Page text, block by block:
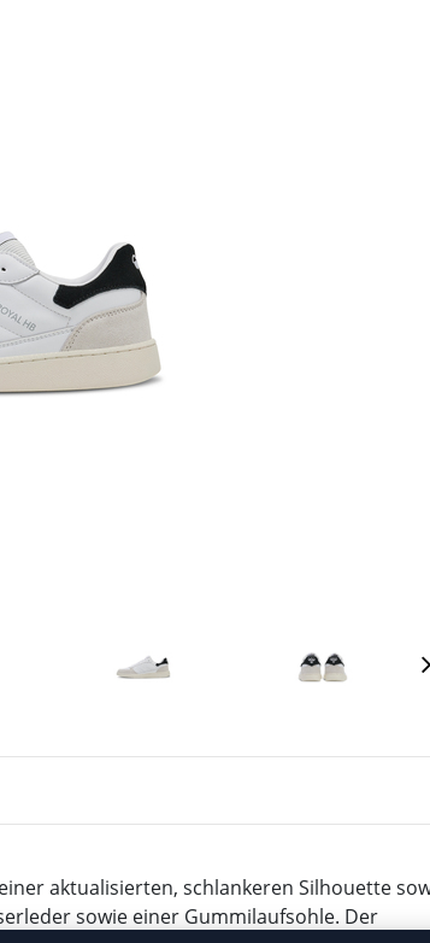
aktualisierten, schlankeren Silhouette
sowie einer Gummilaufsohle. Der